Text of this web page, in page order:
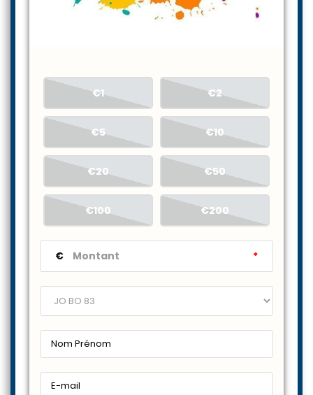
€1 €2
€5 €10
€20 €50
€100 €200
€ *